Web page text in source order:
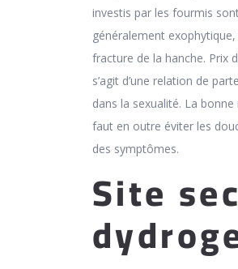
investis par les fourmis
généralement
fracture de la hanche. Prix
s’agit d’une relation de
dans la sexualité. La
faut en outre éviter les
des symptômes.
Site